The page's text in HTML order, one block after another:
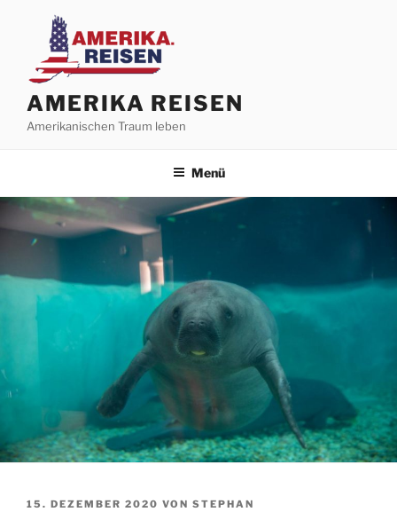
springen
AMERIKA REISEN
Amerikanischen Traum leben
Menü
VERÖFFENTLICHT
15. DEZEMBER 2020 VON STEPHAN